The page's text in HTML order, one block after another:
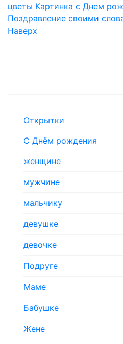
цветы Картинка с Днем
Поздравление своими
Наверх
Открытки
С Днём рождения
женщине
мужчине
мальчику
девушке
девочке
Подруге
Маме
Бабушке
Жене